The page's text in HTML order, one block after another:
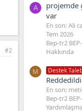
#2
A
projemde
var
En son: Ali
Tem 2026
Bep-tr2
Hakkında
M Destek
Reddedildi
En son:
Bep-tr2